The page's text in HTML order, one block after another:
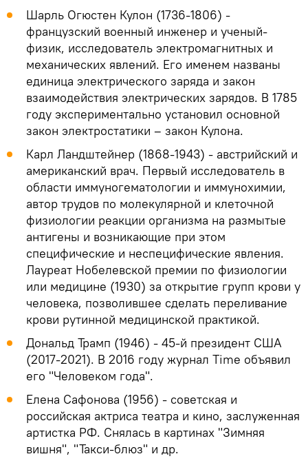
Шарль Огюстен Кулон (1736-1806) -
французский военный инженер и ученый-
физик, исследователь электромагнитных и
механических явлений. Его именем названы
единица электрического заряда и закон
взаимодействия электрических зарядов. В 1785
году экспериментально установил основной
закон электростатики – закон Кулона.
Карл Ландштейнер (1868-1943) - австрийский и
американский врач. Первый исследователь в
области иммуногематологии и иммунохимии,
автор трудов по молекулярной и клеточной
физиологии реакции организма на размытые
антигены и возникающие при этом
специфические и неспецифические явления.
Лауреат Нобелевской премии по физиологии
или медицине (1930) за открытие групп крови у
человека, позволившее сделать переливание
крови рутинной медицинской практикой.
Дональд Трамп (1946) - 45-й президент США
(2017-2021). В 2016 году журнал Time объявил
его "Человеком года".
Елена Сафонова (1956) - советская и
российская актриса театра и кино, заслуженная
артистка РФ. Снялась в картинах "Зимняя
вишня", "Такси-блюз" и др.